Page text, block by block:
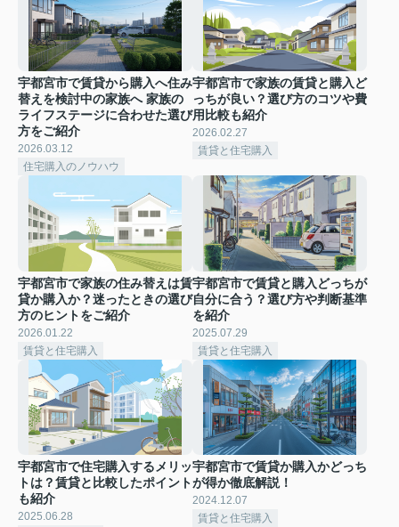
宇都宮市で賃貸から購入へ住み
替えを検討中の家族へ 家族の
ライフステージに合わせた選び
方をご紹介
2026.03.12
住宅購入のノウハウ
宇都宮市で家族の賃貸と購入ど
っちが良い？選び方のコツや費
用比較も紹介
2026.02.27
賃貸と住宅購入
宇都宮市で家族の住み替えは賃
貸か購入か？迷ったときの選び
方のヒントをご紹介
2026.01.22
賃貸と住宅購入
宇都宮市で賃貸と購入どっちが
自分に合う？選び方や判断基準
を紹介
2025.07.29
賃貸と住宅購入
宇都宮市で住宅購入するメリッ
トは？賃貸と比較したポイント
も紹介
2025.06.28
宇都宮市で賃貸か購入かどっち
が得か徹底解説！
2024.12.07
賃貸と住宅購入